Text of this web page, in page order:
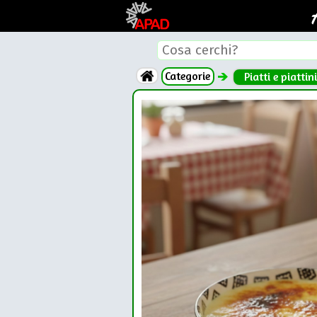
Categorie Piatti e piattini